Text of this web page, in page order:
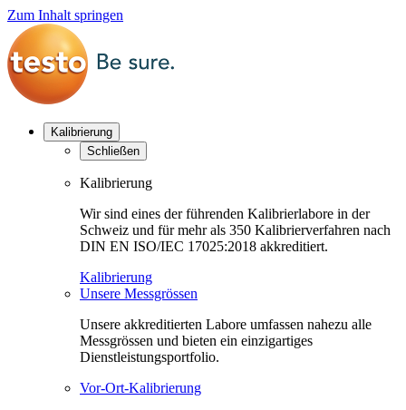
Zum Inhalt springen
Kalibrierung
Schließen
Kalibrierung
Wir sind eines der führenden Kalibrierlabore in der
Schweiz und für mehr als 350 Kalibrierverfahren nach
DIN EN ISO/IEC 17025:2018 akkreditiert.
Kalibrierung
Unsere Messgrössen
Unsere akkreditierten Labore umfassen nahezu alle
Messgrössen und bieten ein einzigartiges
Dienstleistungsportfolio.
Vor-Ort-Kalibrierung